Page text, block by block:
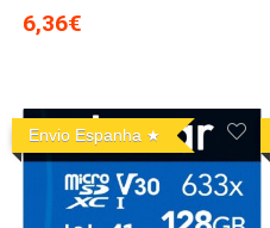
6,36€
Envio Espanha